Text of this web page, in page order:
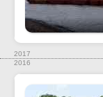
2017
2016